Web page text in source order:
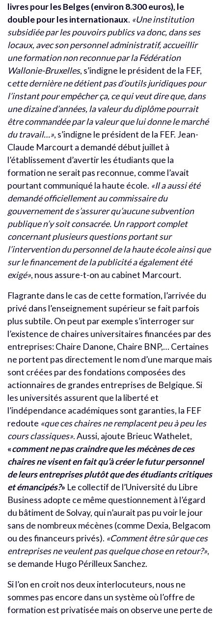
livres pour les Belges (environ 8.300 euros), le
double pour les internationaux. «Une institution
subsidiée par les pouvoirs publics va donc, dans ses
locaux, avec son personnel administratif, accueillir
une formation non reconnue par la Fédération
Wallonie-Bruxelles, s’indigne le président de la FEF,
cette dernière ne détient pas d’outils juridiques pour
l’instant pour empêcher ça, ce qui veut dire que, dans
une dizaine d’années, la valeur du diplôme pourrait
être commandée par la valeur que lui donne le marché
du travail…», s’indigne le président de la FEF. Jean-
Claude Marcourt a demandé début juillet à
l’établissement d’avertir les étudiants que la
formation ne serait pas reconnue, comme l’avait
pourtant communiqué la haute école. «Il a aussi été
demandé officiellement au commissaire du
gouvernement de s’assurer qu’aucune subvention
publique n’y soit consacrée. Un rapport complet
concernant plusieurs questions portant sur
l’intervention du personnel de la haute école ainsi que
sur le financement de la publicité a également été
exigé», nous assure-t-on au cabinet Marcourt.
Flagrante dans le cas de cette formation, l’arrivée du
privé dans l’enseignement supérieur se fait parfois
plus subtile. On peut par exemple s’interroger sur
l’existence de chaires universitaires financées par des
entreprises: Chaire Danone, Chaire BNP,… Certaines
ne portent pas directement le nom d’une marque mais
sont créées par des fondations composées des
actionnaires de grandes entreprises de Belgique. Si
les universités assurent que la liberté et
l’indépendance académiques sont garanties, la FEF
redoute «que ces chaires ne remplacent peu à peu les
cours classiques». Aussi, ajoute Brieuc Wathelet,
«comment ne pas craindre que les mécènes de ces
chaires ne visent en fait qu’à créer le futur personnel
de leurs entreprises plutôt que des étudiants critiques
et émancipés?» Le collectif de l’Université du Libre
Business adopte ce même questionnement à l’égard
du bâtiment de Solvay, qui n’aurait pas pu voir le jour
sans de nombreux mécènes (comme Dexia, Belgacom
ou des financeurs privés). «Comment être sûr que ces
entreprises ne veulent pas quelque chose en retour?»,
se demande Hugo Périlleux Sanchez.
Si l’on en croit nos deux interlocuteurs, nous ne
sommes pas encore dans un système où l’offre de
formation est privatisée mais on observe une perte de